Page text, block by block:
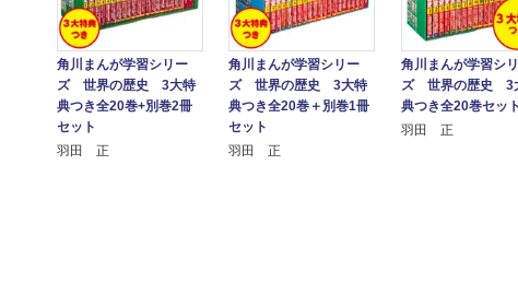
角川まんが学習シリー
ズ 世界の歴史 3大特
典つき全20巻+別巻2冊
セット
羽田 正
角川まんが学習シリー
ズ 世界の歴史 3大特
典つき全20巻＋別巻1冊
セット
羽田 正
角川まんが学習シ
ズ 世界の歴史 3
典つき全20巻セット
羽田 正